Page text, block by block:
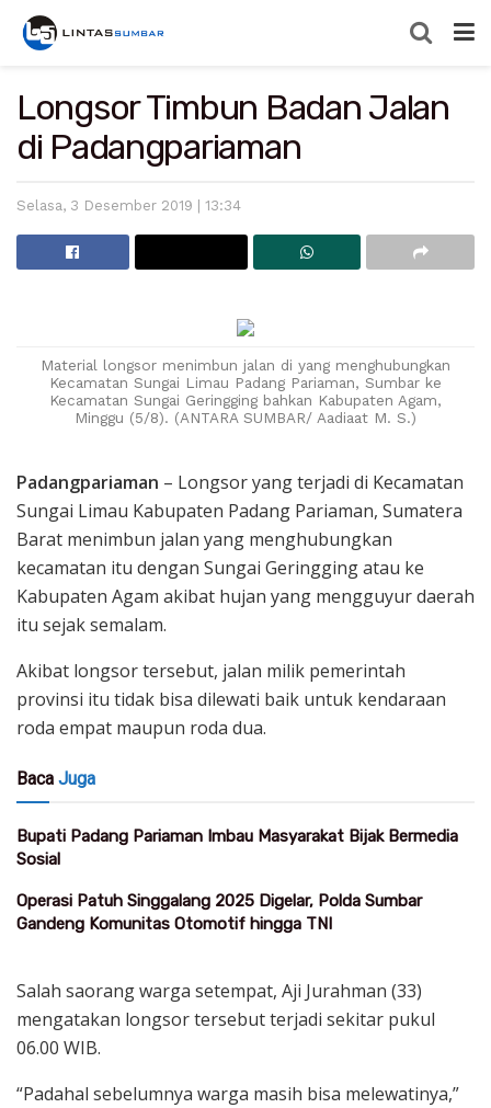
Longsor Timbun Badan Jalan
di Padangpariaman
Selasa, 3 Desember 2019 | 13:34
Material longsor menimbun jalan di yang menghubungkan
Kecamatan Sungai Limau Padang Pariaman, Sumbar ke
Kecamatan Sungai Geringging bahkan Kabupaten Agam,
Minggu (5/8). (ANTARA SUMBAR/ Aadiaat M. S.)
Padangpariaman – Longsor yang terjadi di Kecamatan
Sungai Limau Kabupaten Padang Pariaman, Sumatera
Barat menimbun jalan yang menghubungkan
kecamatan itu dengan Sungai Geringging atau ke
Kabupaten Agam akibat hujan yang mengguyur daerah
itu sejak semalam.
Akibat longsor tersebut, jalan milik pemerintah
provinsi itu tidak bisa dilewati baik untuk kendaraan
roda empat maupun roda dua.
Baca Juga
Bupati Padang Pariaman Imbau Masyarakat Bijak Bermedia
Sosial
Operasi Patuh Singgalang 2025 Digelar, Polda Sumbar
Gandeng Komunitas Otomotif hingga TNI
Salah saorang warga setempat, Aji Jurahman (33)
mengatakan longsor tersebut terjadi sekitar pukul
06.00 WIB.
“Padahal sebelumnya warga masih bisa melewatinya,”